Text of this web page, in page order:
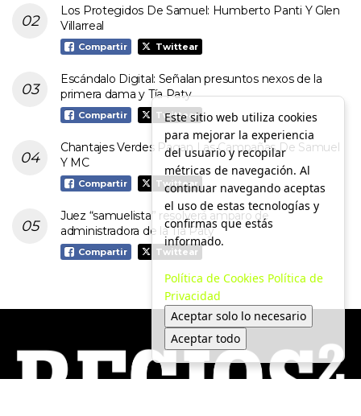
Los Protegidos De Samuel: Humberto Panti Y Glen
Villarreal
Compartir Twittear
Escándalo Digital: Señalan presuntos nexos de la
primera dama y Tía Paty
Compartir Twittear
Chantajes Verdes Pagan Las Campañas De Samuel
Y MC
Compartir Twittear
Juez “samuelista” resolverá amparo de
administradora de la Tía Paty
Compartir Twittear
Este sitio web utiliza cookies
para mejorar la experiencia
del usuario y recopilar
métricas de navegación. Al
continuar navegando aceptas
el uso de estas tecnologías y
confirmas que estás
informado.
Política de Cookies Política de
Privacidad
Aceptar solo lo necesario
Aceptar todo